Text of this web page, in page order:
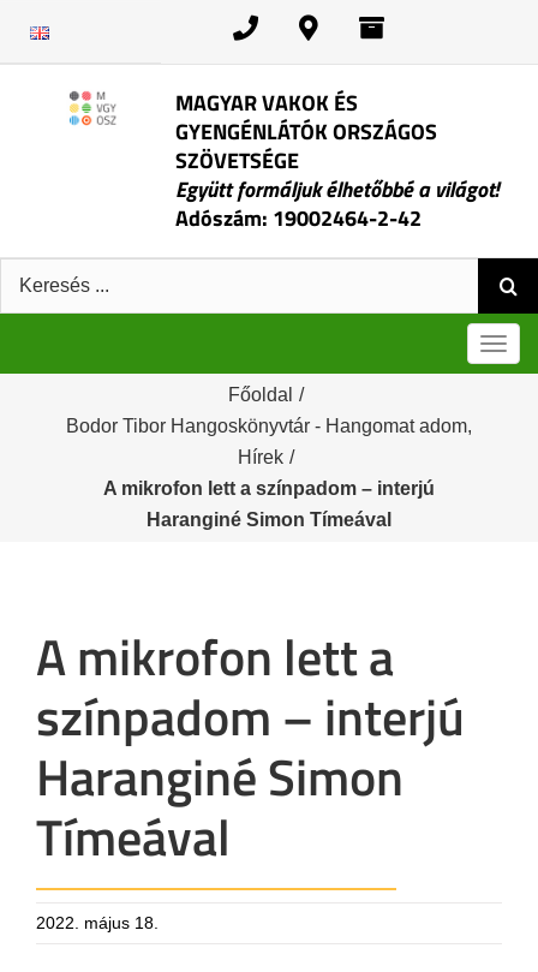
MAGYAR VAKOK ÉS
GYENGÉNLÁTÓK ORSZÁGOS
SZÖVETSÉGE
Együtt formáljuk élhetőbbé a világot!
Adószám: 19002464-2-42
Keresés:
Főoldal /
Bodor Tibor Hangoskönyvtár - Hangomat adom,
Hírek /
A mikrofon lett a színpadom – interjú
Haranginé Simon Tímeával
A mikrofon lett a
színpadom – interjú
Haranginé Simon
Tímeával
2022. május 18.